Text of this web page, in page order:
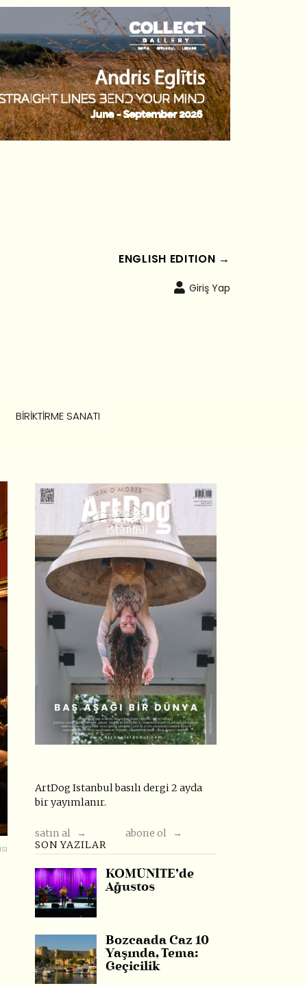
ENGLISH EDITION →
Giriş Yap
BIRIKTIRME SANATI
ArtDog Istanbul basılı dergi 2 ayda
bir yayımlanır.
satın al →
abone ol →
SON YAZILAR
KOMÜNİTE’de
Ağustos
Bozcaada Caz 10
Yaşında, Tema:
Geçicilik